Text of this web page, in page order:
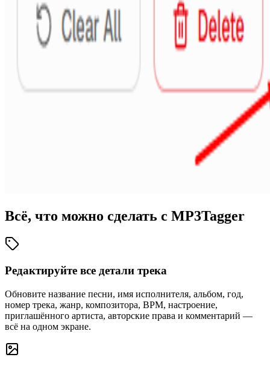
Всё, что можно сделать с MP3Tagger
Редактируйте все детали трека
Обновите название песни, имя исполнителя, альбом, год,
номер трека, жанр, композитора, BPM, настроение,
приглашённого артиста, авторские права и комментарий —
всё на одном экране.